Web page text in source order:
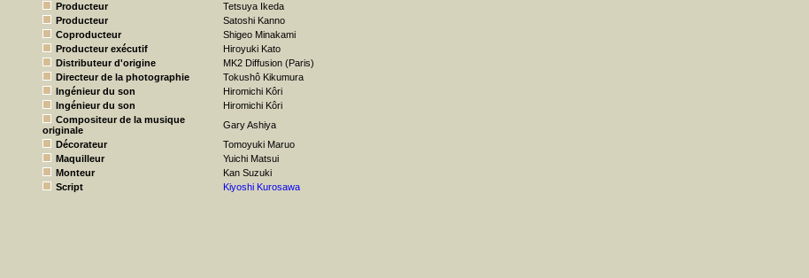
Producteur
Tetsuya Ikeda
Producteur
Satoshi Kanno
Coproducteur
Shigeo Minakami
Producteur exécutif
Hiroyuki Kato
Distributeur d'origine
MK2 Diffusion (Paris)
Directeur de la photographie
Tokushô Kikumura
Ingénieur du son
Hiromichi Kôri
Ingénieur du son
Hiromichi Kôri
Compositeur de la musique
originale
Gary Ashiya
Décorateur
Tomoyuki Maruo
Maquilleur
Yuichi Matsui
Monteur
Kan Suzuki
Script
Kiyoshi Kurosawa